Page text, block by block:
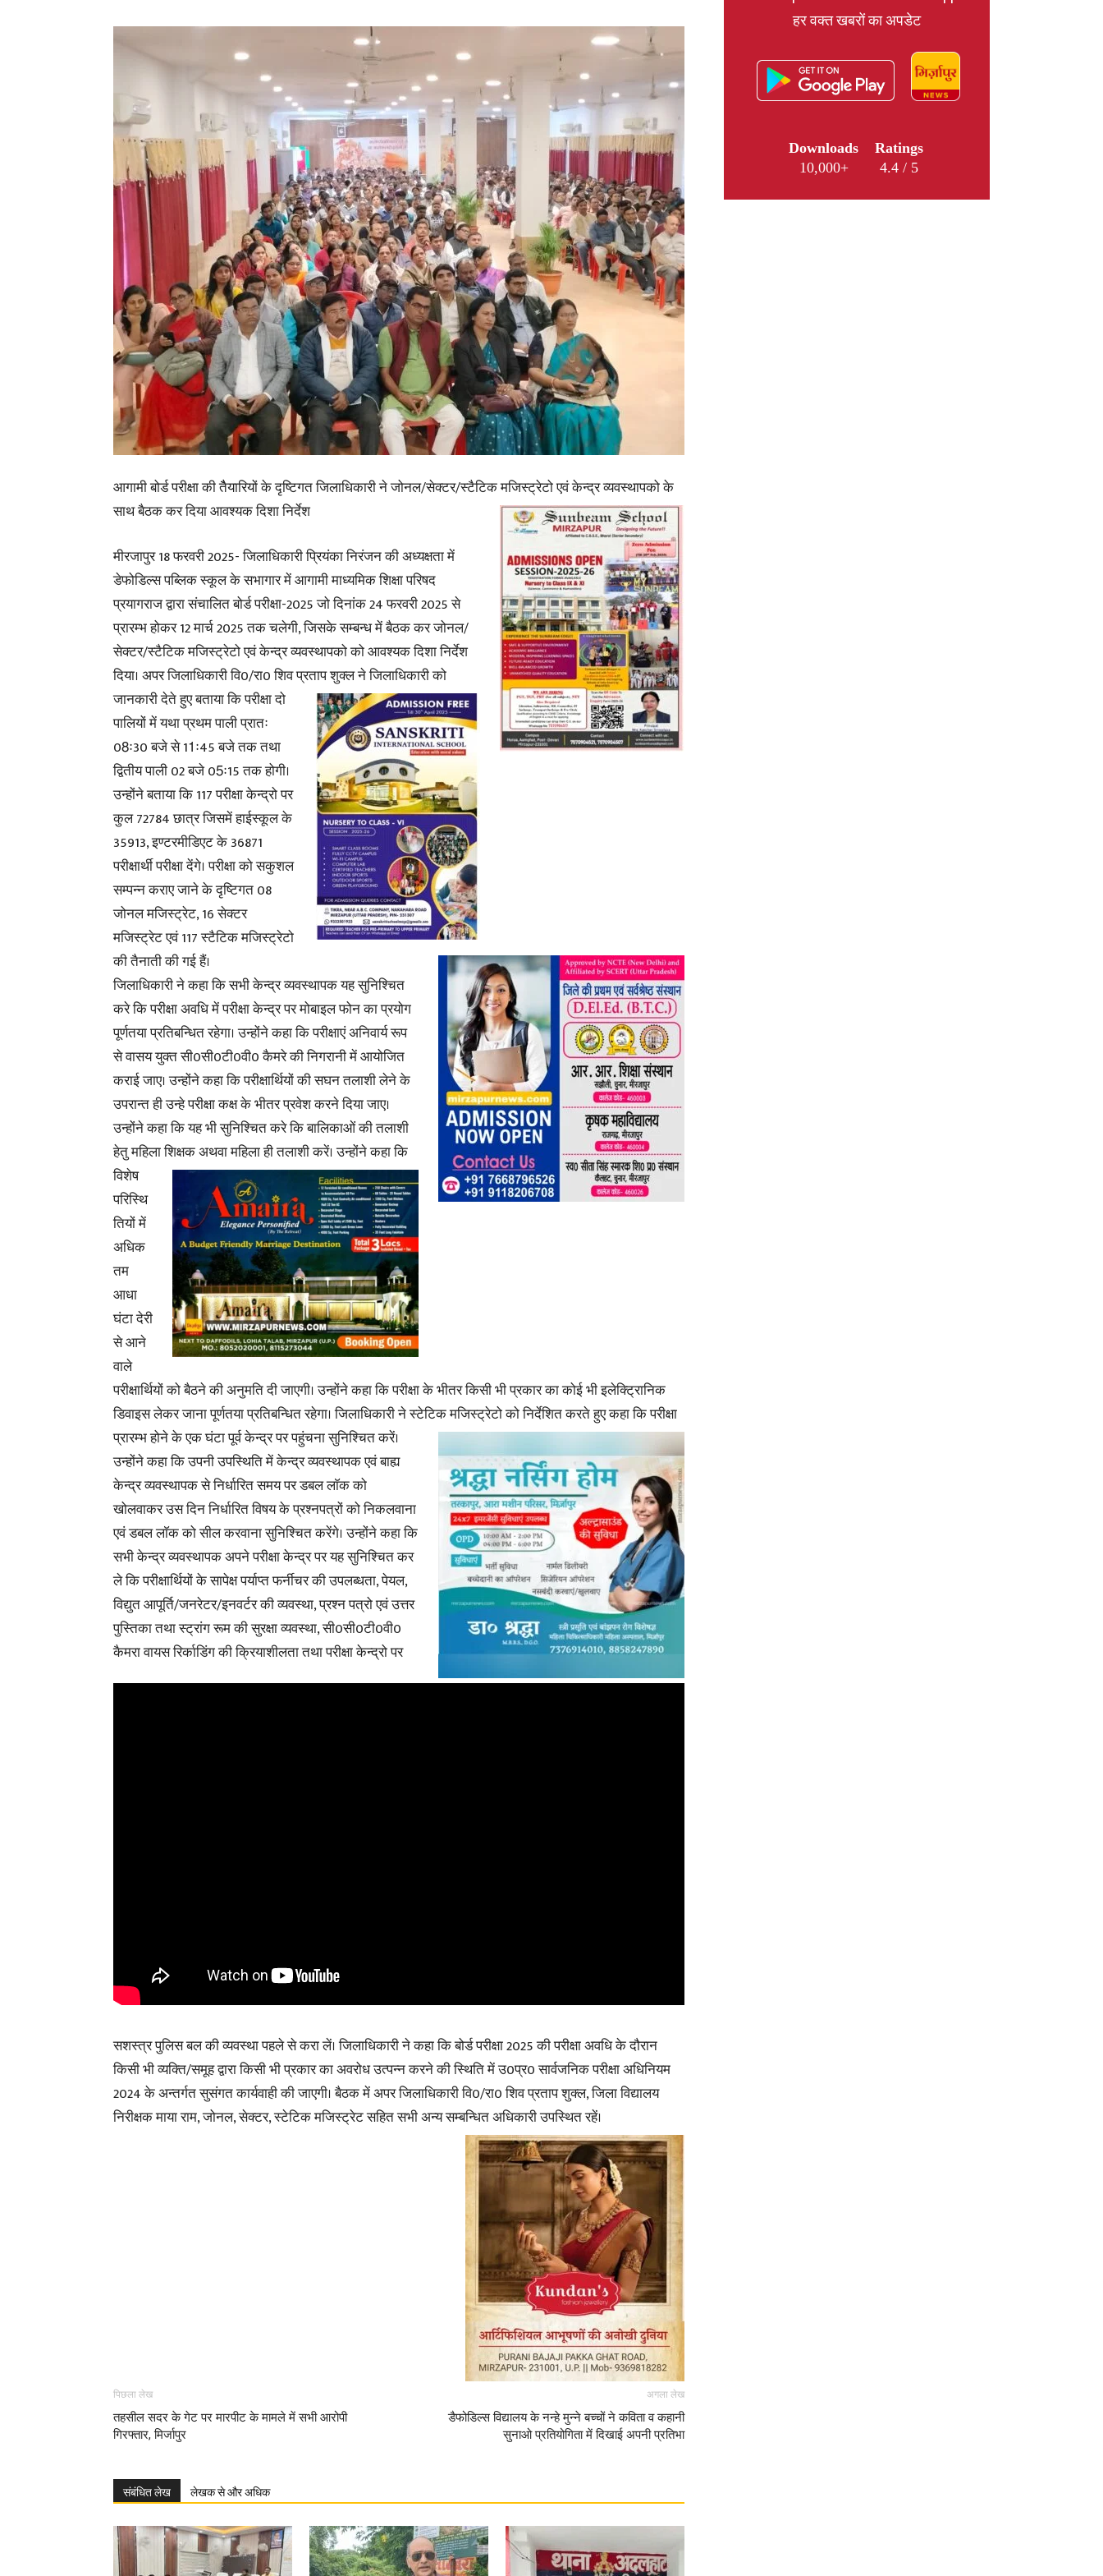
News,
Latest
News
in
Hindi,
Today
Hindi
आगामी बोर्ड परीक्षा की तैैयारियों के दृष्टिगत जिलाधिकारी ने जोनल/सेक्टर/स्टैटिक मजिस्ट्रेटो एवं केन्द्र व्यवस्थापको के
साथ बैठक कर दिया आवश्यक दिशा निर्देश
मीरजापुर 18 फरवरी 2025- जिलाधिकारी प्रियंका निरंजन की अध्यक्षता में
डेफोडिल्स पब्लिक स्कूल के सभागार में आगामी माध्यमिक शिक्षा परिषद
प्रयागराज द्वारा संचालित बोर्ड परीक्षा-2025 जो दिनांक 24 फरवरी 2025 से
प्रारम्भ होकर 12 मार्च 2025 तक चलेगी, जिसके सम्बन्ध में बैठक कर जोनल/
सेक्टर/स्टैटिक मजिस्ट्रेटो एवं केन्द्र व्यवस्थापको को आवश्यक दिशा निर्देश
दिया। अपर जिलाधिकारी वि0/रा0 शिव प्रताप शुक्ल नेजिलाधिकारी को
जानकारी देते हुए बताया कि परीक्षा दो
पालियों में यथा प्रथम पाली प्रातः
08ः30 बजे से 11ः45 बजे तक तथा
द्वितीय पाली 02 बजे 05ः15 तक होगी।
उन्होंने बताया कि 117 परीक्षा केन्द्रो पर
कुल 72784 छात्र जिसमें हाईस्कूल के
35913, इण्टरमीडिएट के 36871
परीक्षार्थी परीक्षा देंगे। परीक्षा को सकुशल
सम्पन्न कराए जाने के दृष्टिगत 08
जोनल मजिस्ट्रेट, 16 सेक्टर
मजिस्ट्रेट एवं 117 स्टैटिक मजिस्ट्रेटो
की तैनाती की गई हैं।
जिलाधिकारी ने कहा कि सभी केन्द्र व्यवस्थापक यह सुनिश्चित
करे कि परीक्षा अवधि में परीक्षा केन्द्र पर मोबाइल फोन का प्रयोग
पूर्णतया प्रतिबन्धित रहेगा। उन्होंने कहा कि परीक्षाएं अनिवार्य रूप
से वासय युक्त सी0सी0टी0वी0 कैमरे की निगरानी में आयोजित
कराई जाए। उन्होंने कहा कि परीक्षार्थियों की सघन तलाशी लेने के
उपरान्त ही उन्हे परीक्षा कक्ष के भीतर प्रवेश करने दिया जाए।
उन्होंने कहा कि यह भी सुनिश्चित करे कि बालिकाओं की तलाशी
हेतु महिला शिक्षक अथवा महिला ही तलाशी करें।उन्होंने कहा कि
विशेष
परिस्थि
तियों में
अधिक
तम
आधा
घंटा देरी
से आने
वाले
परीक्षार्थियों को बैठने की अनुमति दी जाएगी। उन्होंने कहा कि परीक्षा के भीतर किसी भी प्रकार का कोई भी इलेक्ट्रिानिक
डिवाइस लेकर जाना पूर्णतया प्रतिबन्धित रहेगा। जिलाधिकारी ने स्टेटिक मजिस्ट्रेटो को निर्देशित करते हुए कहा कि परीक्षा
प्रारम्भ होने के एक घंटा पूर्व केन्द्र पर पहुंचनासुनिश्चित करें।
उन्होंने कहा कि उपनी उपस्थिति में केन्द्र व्यवस्थापक एवं बाह्य
केन्द्र व्यवस्थापक से निर्धारित समय पर डबल लाॅक को
खोलवाकर उस दिन निर्धारित विषय के प्रश्नपत्रों को निकलवाना
एवं डबल लाॅक को सील करवाना सुनिश्चित करेंगे। उन्होंने कहा कि
सभी केन्द्र व्यवस्थापक अपने परीक्षा केन्द्र पर यह सुनिश्चित कर
ले कि परीक्षार्थियों के सापेक्ष पर्याप्त फर्नीचर की उपलब्धता, पेयल,
विद्युत आपूर्ति/जनरेटर/इनवर्टर की व्यवस्था, प्रश्न पत्रो एवं उत्तर
पुस्तिका तथा स्ट्रांग रूम की सुरक्षा व्यवस्था, सी0सी0टी0वी0
कैमरा वायस रिर्काडिंग की क्रियाशीलता तथा परीक्षा केन्द्रो पर
सशस्त्र पुलिस बल की व्यवस्था पहले से करा लें। जिलाधिकारी ने कहा कि बोर्ड परीक्षा 2025 की परीक्षा अवधि के दौरान
किसी भी व्यक्ति/समूह द्वारा किसी भी प्रकार का अवरोध उत्पन्न करने की स्थिति में उ0प्र0 सार्वजनिक परीक्षा अधिनियम
2024 के अन्तर्गत सुसंगत कार्यवाही की जाएगी। बैठक में अपर जिलाधिकारी वि0/रा0 शिव प्रताप शुक्ल, जिला विद्यालय
निरीक्षक माया राम, जोनल, सेक्टर, स्टेटिक मजिस्ट्रेट सहित सभी अन्य सम्बन्धित अधिकारी उपस्थित रहें।
पिछला लेख
तहसील सदर के गेट पर मारपीट के मामले में सभी आरोपी
गिरफ्तार, मिर्जापुर
अगला लेख
डैफोडिल्स विद्यालय के नन्हे मुन्ने बच्चों ने कविता व कहानी
सुनाओ प्रतियोगिता में दिखाई अपनी प्रतिभा
संबंधित लेख लेखक से और अधिक
हर वक्त खबरों का अपडेट
Downloads
10,000+
Ratings
4.4 / 5